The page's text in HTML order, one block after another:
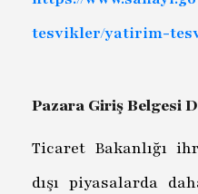
tesvikler/yatirim-
Pazara Giriş Belgesi
Ticaret Bakanlığı
dışı piyasalarda